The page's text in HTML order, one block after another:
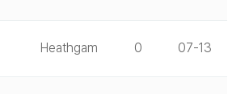
Heathgam 0 07-13